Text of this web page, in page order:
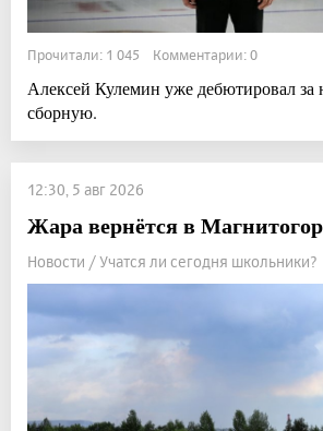
Прочитали: 1 045 Комментарии: 0
Алексей Кулемин уже дебютировал
сборную.
12:30, 5 авг 2026
Жара вернётся в
Новости / Учатся ли сегодня школьники?